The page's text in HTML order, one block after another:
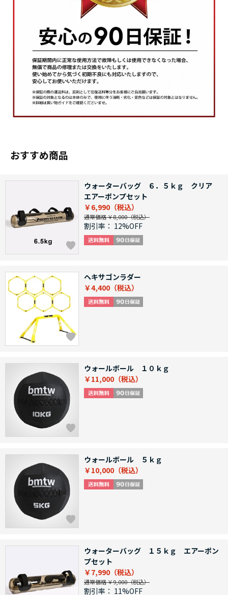
おすすめ商品
ウォーターバッグ ６．５ｋｇ クリア
エアーポンプセット
￥6,990
通常価格 ￥8,000
割引率： 12%OFF
ヘキサゴンラダー
￥4,400
ウォールボール １０ｋｇ
￥11,000
ウォールボール ５ｋｇ
￥10,000
ウォーターバッグ １５ｋｇ エアーポン
プセット
￥7,990
通常価格 ￥9,000
割引率： 11%OFF